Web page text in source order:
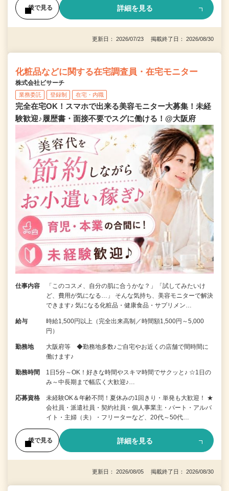
後で見る 詳細を見る
更新日： 2026/07/23 掲載終了日： 2026/08/30
化粧品などに関する在宅調査員・在宅モニター
株式会社ビサーチ
業務委託 登録制 在宅・内職
完全在宅OK！スマホで出来る美容モニター大募集！未経
験歓迎♪履歴書・面接不要でスグに働ける！@大阪府
仕事内容
「このコスメ、自分の肌に合うかな？」「試してみたいけ
ど、費用が気になる…」 そんな気持ち、美容モニターで解決
できます♪ 気になる化粧品・健康食品・サプリメン…
給与
時給1,500円以上（完全出来高制／時間額1,500円～5,000
円）
勤務地
大阪府等 ◆勤務地多数♪ご自宅やお近くの店舗で間時間に
働けます♪
勤務時間
1日5分～OK！好きな時間やスキマ時間でサクッと♪ ☆1日の
み～中長期まで幅広く大歓迎♪…
応募資格
未経験OK＆年齢不問！夏休みの1回きり・単発も大歓迎！ ★
会社員・派遣社員・契約社員・個人事業主・パート・アルバ
イト・主婦（夫）・フリーターなど、20代～50代…
後で見る 詳細を見る
更新日： 2026/08/05 掲載終了日： 2026/08/30